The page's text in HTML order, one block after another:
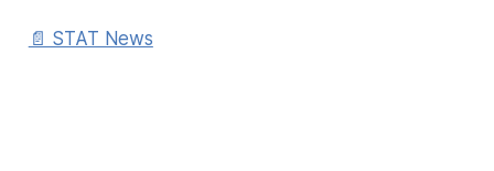
📄 STAT News